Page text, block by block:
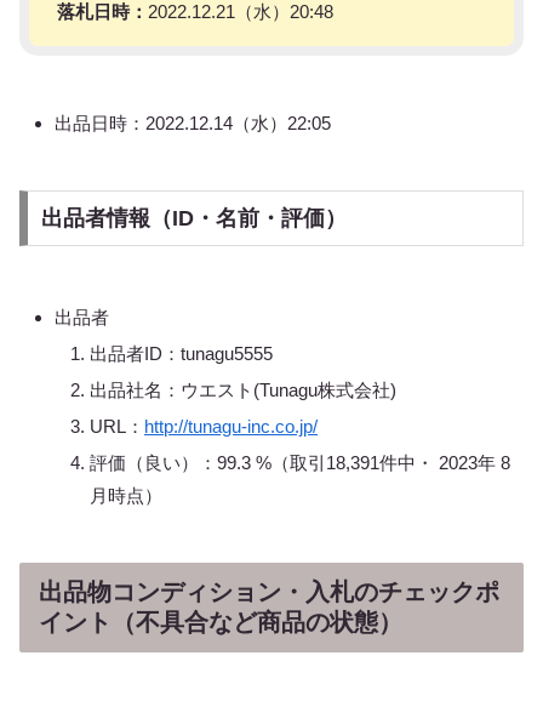
落札日時： 2022.12.21（水）20:48
出品日時：2022.12.14（水）22:05
出品者情報（ID・名前・評価）
出品者
出品者ID：tunagu5555
出品社名：ウエスト(Tunagu株式会社)
URL： http://tunagu-inc.co.jp/
評価（良い）：99.3 %（取引18,391件中・ 2023年 8
月時点）
出品物コンディション・入札のチェックポ
イント（不具合など商品の状態）